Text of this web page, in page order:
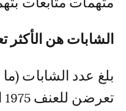
الشابات هن